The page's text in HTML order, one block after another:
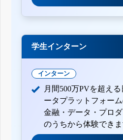
学生インターン
インターン
月間500万PVを超え
ータプラットフォー
金融・データ・プロ
のうちから体験できま